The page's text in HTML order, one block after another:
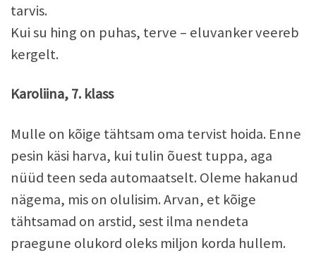
tarvis.
Kui su hing on puhas, terve – eluvanker veereb
kergelt.
Karoliina, 7. klass
Mulle on kõige tähtsam oma tervist hoida. Enne
pesin käsi harva, kui tulin õuest tuppa, aga
nüüd teen seda automaatselt. Oleme hakanud
nägema, mis on olulisim. Arvan, et kõige
tähtsamad on arstid, sest ilma nendeta
praegune olukord oleks miljon korda hullem.